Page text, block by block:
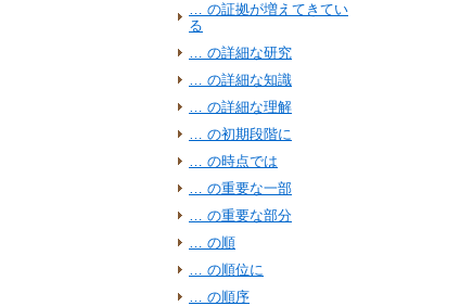
… の証拠が増えてきてい
る
… の詳細な研究
… の詳細な知識
… の詳細な理解
… の初期段階に
… の時点では
… の重要な一部
… の重要な部分
… の順
… の順位に
… の順序